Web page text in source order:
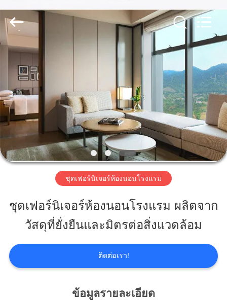
บ้าน
สินค้า
วิดีโอ
เกี่ยว
กับ
เรา
-
2026
ZENCO.
Rights
Reserved.
ชุดเฟอร์นิเจอร์ห้องนอนโรงแรม
ชุดเฟอร์นิเจอร์ห้องนอนโรงแรม ผลิตจาก
วัสดุที่ยั่งยืนและมิตรต่อสิ่งแวดล้อม
ติดต่อเรา!
ข้อมูลรายละเอียด